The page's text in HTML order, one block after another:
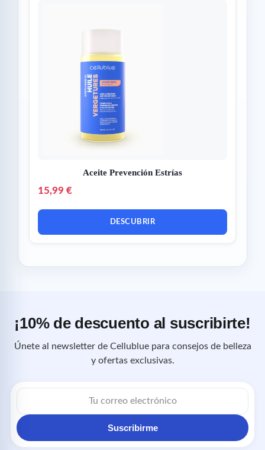
Aceite Prevención Estrías
15,99 €
DESCUBRIR
¡10% de descuento al suscribirte!
Únete al newsletter de Cellublue para consejos de belleza
y ofertas exclusivas.
Correo
electrónico
Suscribirme